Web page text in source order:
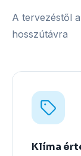
A tervezéstől
hosszútávra
Klíma